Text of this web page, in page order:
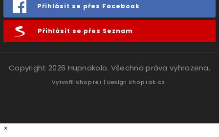
Přihlásit se přes Facebook
Přihlásit se přes Seznam
Copyright 2026 Hupnakolo. Všechna práva vyhrazena.
Vytvořil Shoptet | Design Shoptak.cz.
×